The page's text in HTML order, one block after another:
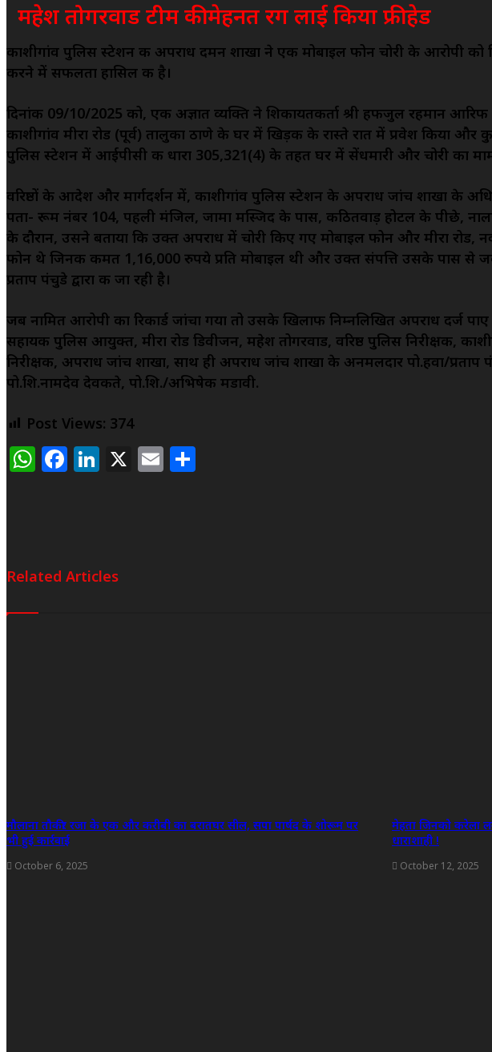
महेश तोगरवाड टीम की मेहनत रग लाई किया फ्री हेड
काशीगांव पुलिस स्टेशन की अपराध दमन शाखा ने एक मोबाइल फोन चोरी के आरोपी
करने में सफलता हासिल की है।
दिनांक 09/10/2025 को, एक अज्ञात व्यक्ति ने शिकायतकर्ता श्री हफीजुल रहमान
काशीगांव मीरा रोड (पूर्व) तालुका ठाणे के घर में खिड़की के रास्ते रात में प्रवेश किया
पुलिस स्टेशन में आईपीसी की धारा 305,321(4) के तहत घर में सेंधमारी और चोरी का
वरिष्ठों के आदेश और मार्गदर्शन में, काशीगांव पुलिस स्टेशन के अपराध जांच शाखा के
पता- रूम नंबर 104, पहली मंजिल, जामा मस्जिद के पास, कठितवाड़ होटल के पीछे,
के दौरान, उसने बताया कि उक्त अपराध में चोरी किए गए मोबाइल फोन और मीरा
फोन थे जिनकी कीमत 1,16,000 रुपये प्रति मोबाइल थी और उक्त संपत्ति उसके पास से
प्रताप पंचुडे द्वारा की जा रही है।
जब नामित आरोपी का रिकार्ड जांचा गया तो उसके खिलाफ निम्नलिखित अपराध दर्ज
सहायक पुलिस आयुक्त, मीरा रोड डिवीजन, महेश तोगरवाड, वरिष्ठ पुलिस निरीक्षक,
निरीक्षक, अपराध जांच शाखा, साथ ही अपराध जांच शाखा के अनमलदार पो.हवा/प्रताप
पो.शि.नामदेव देवकते, पो.शि./अभिषेक मडावी.
Post Views: 374
WhatsApp
Facebook
LinkedIn
X Email
Related Articles
मौलाना तौकीर रजा के एक और करीबी का बरातघर सील, सपा पार्षद के शोरूम पर
भी हुई कार्रवाई
October 6, 2025
मेहता जिनको करेला
धाराशाही !
October 12, 2025